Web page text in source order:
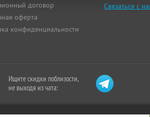
договор
оферта
конфиденциальности
Связаться с
Ищите скидки поблизости,
не выходя из чата: